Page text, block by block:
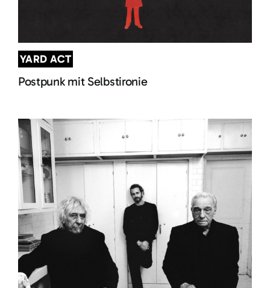
YARD ACT
Postpunk mit Selbstironie